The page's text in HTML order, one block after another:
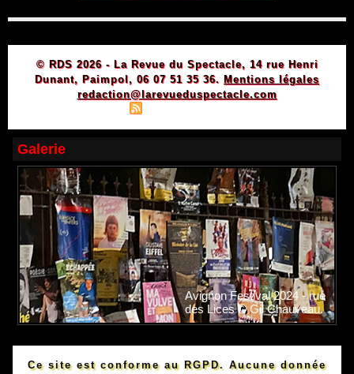
© RDS 2026 - La Revue du Spectacle, 14 rue Henri
Dunant, Paimpol, 06 07 51 35 36. Mentions légales
redaction@larevueduspectacle.com
Galerie
Avignon Festival 2024 - rue
des Lices © Gil Chauveau.
Ce site est conforme au RGPD. Aucune donnée